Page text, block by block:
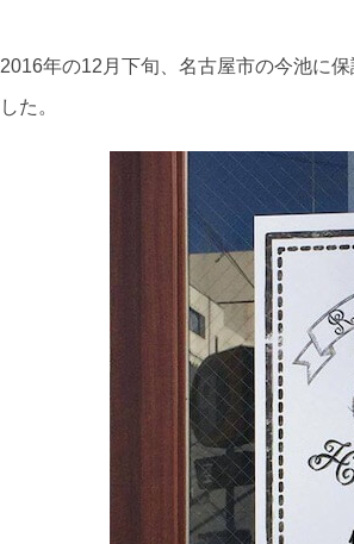
2016年の12月下旬、名古屋市の今池に
した。